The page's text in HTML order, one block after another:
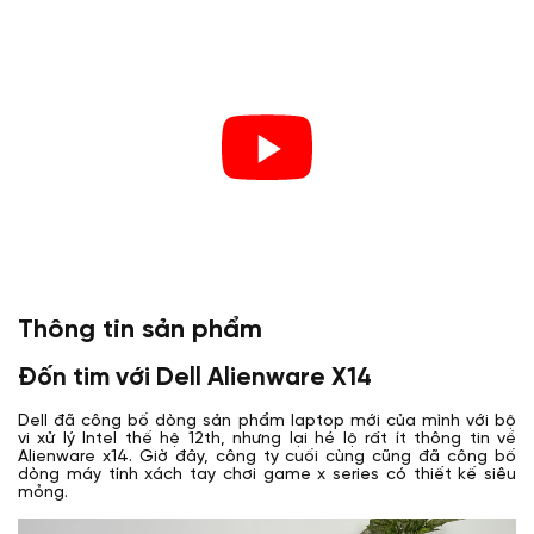
Thông tin sản phẩm
Đốn tim với Dell Alienware X14
Dell đã công bố dòng sản phẩm laptop mới của mình với bộ
vi xử lý Intel thế hệ 12th, nhưng lại hé lộ rất ít thông tin về
Alienware x14. Giờ đây, công ty cuối cùng cũng đã công bố
dòng máy tính xách tay chơi game x series có thiết kế siêu
mỏng.